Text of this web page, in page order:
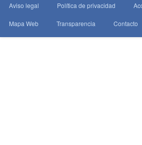
Aviso legal Política de privacidad
Mapa Web Transparencia Contacto